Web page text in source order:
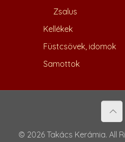
Zsalus
Kellékek
Füstcsövek, idomok
Samottok
© 2026 Takács Kerámia. All